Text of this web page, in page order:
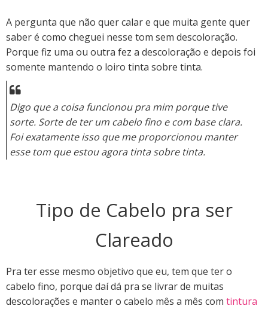
A pergunta que não quer calar e que muita gente quer
saber é como cheguei nesse tom sem descoloração.
Porque fiz uma ou outra fez a descoloração e depois foi
somente mantendo o loiro tinta sobre tinta.
Digo que a coisa funcionou pra mim porque tive
sorte. Sorte de ter um cabelo fino e com base clara.
Foi exatamente isso que me proporcionou manter
esse tom que estou agora tinta sobre tinta.
Tipo de Cabelo pra ser
Clareado
Pra ter esse mesmo objetivo que eu, tem que ter o
cabelo fino, porque daí dá pra se livrar de muitas
descolorações e manter o cabelo mês a mês com tintura